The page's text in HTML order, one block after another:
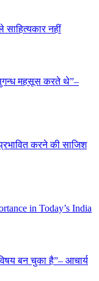
नहीं
सुगन्ध महसूस करते थे”–
करने की साजिश
in Today’s India
बन चुका है”– आचार्य